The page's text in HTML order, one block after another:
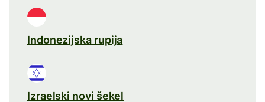
Indonezijska rupija
Izraelski novi šekel